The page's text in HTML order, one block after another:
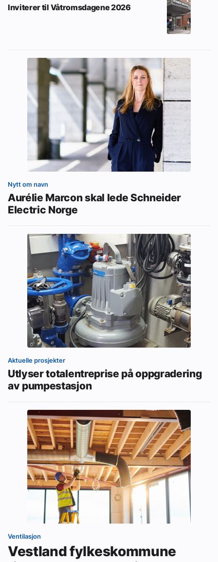
Inviterer til Våtromsdagene 2026
Nytt om navn
Aurélie Marcon skal lede Schneider
Electric Norge
Aktuelle prosjekter
Utlyser totalentreprise på oppgradering
av pumpestasjon
Ventilasjon
Vestland fylkeskommune